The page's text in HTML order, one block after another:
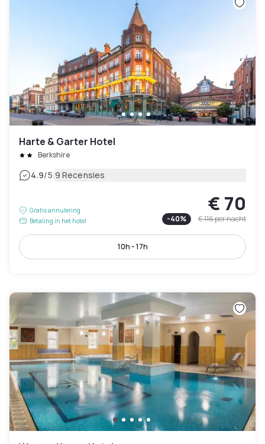
Harte & Garter Hotel
Berkshire
4.9/5|9 Recensies
Gratis annulering
Betaling in het hotel
€ 70
-40% € 116per nacht
10h - 17h